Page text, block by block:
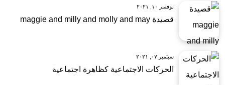
نوفمبر ١٠, ٢٠٢١
قصيدة maggie and milly and molly and may
سبتمبر ٠٧, ٢٠٢١
الحركات الاجتماعية كظاهرة اجتماعية